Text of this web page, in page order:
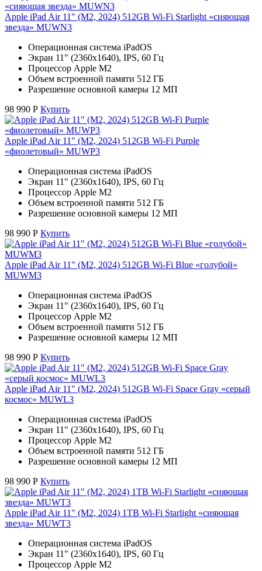
Apple iPad Air 11" (M2, 2024) 512GB Wi-Fi Starlight «сияющая
звезда» MUWN3
Операционная система iPadOS
Экран 11" (2360x1640), IPS, 60 Гц
Процессор Apple M2
Объем встроенной памяти 512 ГБ
Разрешение основной камеры 12 МП
98 990 Р Купить
Apple iPad Air 11" (M2, 2024) 512GB Wi-Fi Purple
«фиолетовый» MUWP3
Операционная система iPadOS
Экран 11" (2360x1640), IPS, 60 Гц
Процессор Apple M2
Объем встроенной памяти 512 ГБ
Разрешение основной камеры 12 МП
98 990 Р Купить
Apple iPad Air 11" (M2, 2024) 512GB Wi-Fi Blue «голубой»
MUWM3
Операционная система iPadOS
Экран 11" (2360x1640), IPS, 60 Гц
Процессор Apple M2
Объем встроенной памяти 512 ГБ
Разрешение основной камеры 12 МП
98 990 Р Купить
Apple iPad Air 11" (M2, 2024) 512GB Wi-Fi Space Gray «серый
космос» MUWL3
Операционная система iPadOS
Экран 11" (2360x1640), IPS, 60 Гц
Процессор Apple M2
Объем встроенной памяти 512 ГБ
Разрешение основной камеры 12 МП
98 990 Р Купить
Apple iPad Air 11" (M2, 2024) 1TB Wi-Fi Starlight «сияющая
звезда» MUWT3
Операционная система iPadOS
Экран 11" (2360x1640), IPS, 60 Гц
Процессор Apple M2